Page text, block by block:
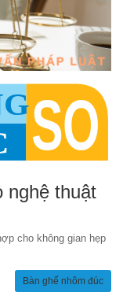
nghệ thuật
cho không gian hẹp
Bàn ghế nhôm đúc